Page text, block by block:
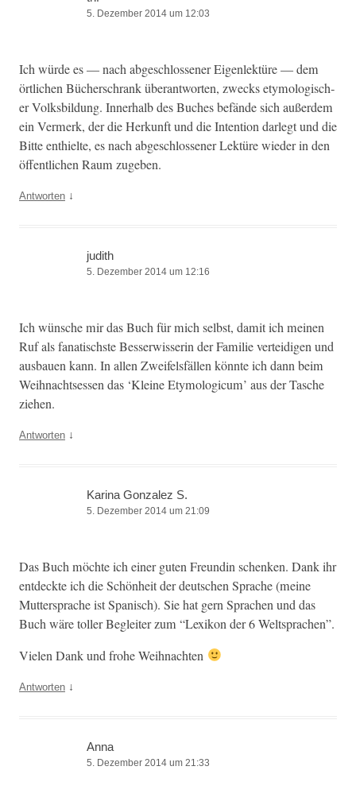
5. Dezember 2014 um 12:03
Ich würde es — nach abgeschlossen­er Eigen­lek­türe — dem
örtlichen Büch­er­schrank über­ant­worten, zwecks ety­mol­o­gis­ch­
er Volks­bil­dung. Inner­halb des Buch­es befände sich außer­dem
ein Ver­merk, der die Herkun­ft und die Inten­tion dar­legt und die
Bitte enthielte, es nach abgeschlossen­er Lek­türe wieder in den
öffentlichen Raum zugeben.
Antworten ↓
judith
5. Dezember 2014 um 12:16
Ich wün­sche mir das Buch für mich selb­st, damit ich meinen
Ruf als fanatis­chste Besser­wis­serin der Fam­i­lie vertei­di­gen und
aus­bauen kann. In allen Zweifels­fällen kön­nte ich dann beim
Wei­h­nacht­sessen das ‘Kleine Ety­mo­log­icum’ aus der Tasche
ziehen.
Antworten ↓
Karina Gonzalez S.
5. Dezember 2014 um 21:09
Das Buch möchte ich ein­er guten Fre­undin schenken. Dank ihr
ent­deck­te ich die Schön­heit der deutschen Sprache (meine
Mut­ter­sprache ist Spanisch). Sie hat gern Sprachen und das
Buch wäre toller Begleit­er zum “Lexikon der 6 Weltsprachen”.
Vie­len Dank und fro­he Weihnachten
Antworten ↓
Anna
5. Dezember 2014 um 21:33